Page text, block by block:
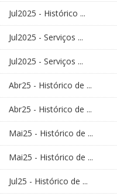
Jul2025 - Histórico ...
Jul2025 - Serviços ...
Jul2025 - Serviços ...
Abr25 - Histórico de ...
Abr25 - Histórico de ...
Mai25 - Histórico de ...
Mai25 - Histórico de ...
Jul25 - Histórico de ...